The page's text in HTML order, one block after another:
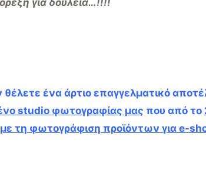
για δουλειά…!!!!
θέλετε ένα άρτιο επαγγελματικό
studio φωτογραφίας μας που από το
τη φωτογράφιση προϊόντων για e-